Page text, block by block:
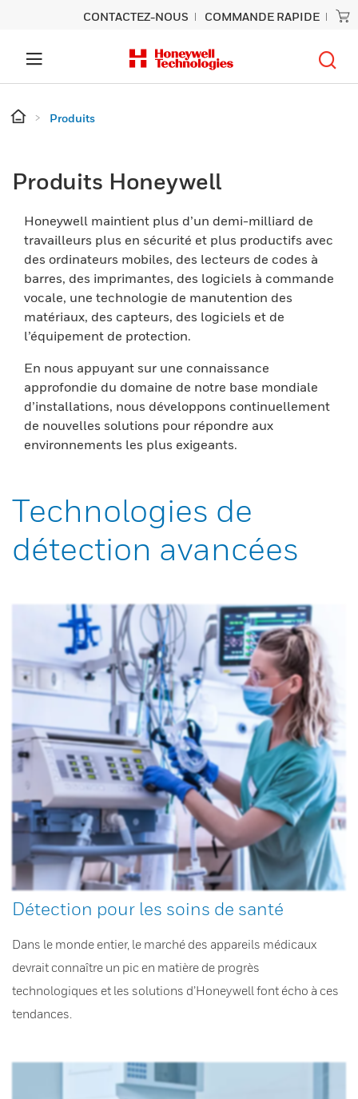
CONTACTEZ-NOUS COMMANDE RAPIDE
Produits
Produits Honeywell
Honeywell maintient plus d’un demi-milliard de
travailleurs plus en sécurité et plus productifs avec
des ordinateurs mobiles, des lecteurs de codes à
barres, des imprimantes, des logiciels à commande
vocale, une technologie de manutention des
matériaux, des capteurs, des logiciels et de
l’équipement de protection.
En nous appuyant sur une connaissance
approfondie du domaine de notre base mondiale
d’installations, nous développons continuellement
de nouvelles solutions pour répondre aux
environnements les plus exigeants.
Technologies de
détection avancées
Détection pour les soins de santé
Dans le monde entier, le marché des appareils médicaux
devrait connaître un pic en matière de progrès
technologiques et les solutions d’Honeywell font écho à ces
tendances.